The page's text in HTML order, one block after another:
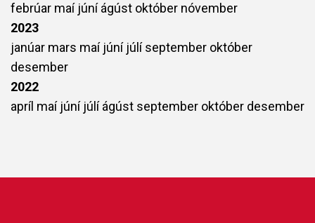
febrúar maí júníágúst október nóvember
2023
janúar mars maí júní júlíseptember október
desember
2022
apríl maí júní júlíágúst september október desember